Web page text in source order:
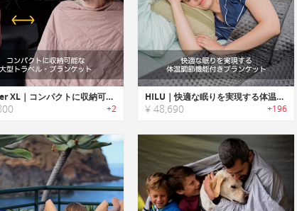
Layover XL｜コンパクトに収納可能な大型トラベル・ブランケット
+2
HILU｜快適な眠りを実現する体温調節機能付きブランケット「ヒールー」
¥ 48,690 +196